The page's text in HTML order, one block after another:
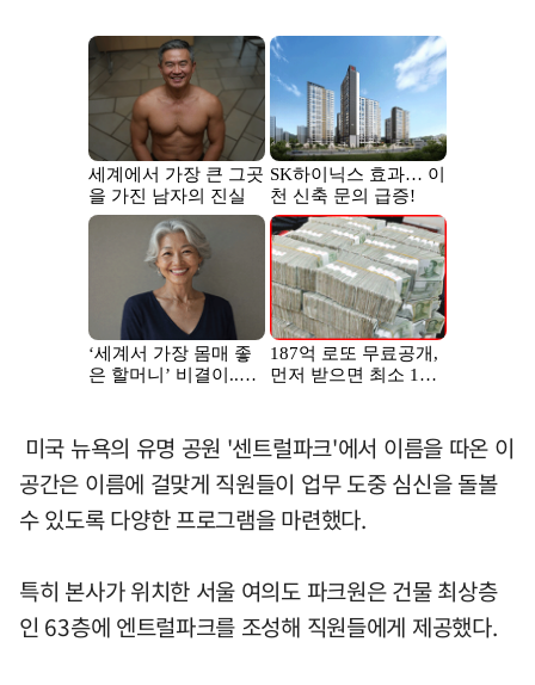
미국 뉴욕의 유명 공원 '센트럴파크'에서 이름을 따온 이
공간은 이름에 걸맞게 직원들이 업무 도중 심신을 돌볼
수 있도록 다양한 프로그램을 마련했다.
특히 본사가 위치한 서울 여의도 파크원은 건물 최상층
인 63층에 엔트럴파크를 조성해 직원들에게 제공했다.